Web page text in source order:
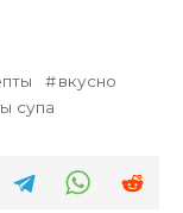
вкусно
супа